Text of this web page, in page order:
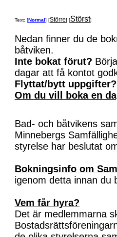
Text: [Normal] [Större] [Störst]
Nedan finner du de
båtviken.
Inte bokat förut?
dagar att få kontot
Flyttat/bytt uppgifter?
Om du vill boka en
Bad- och båtvikens
Minnebergs
styrelse har beslutat
Bokningsinfo om
igenom detta innan du
Vem får hyra?
Det är medlemmarna